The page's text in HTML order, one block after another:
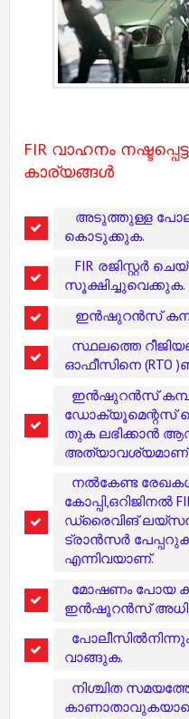
FIR വാഹനം
കാര്യങ്ങൾ
അടുത്തുള്ള
കൊടുക്കുക.
FIR രജിസ്റ്റർ
സൂക്ഷിച്ചുവെക്കുക.
ഇൻഷുറൻസ്
സ്ഥലത്തെ
ഓഫീസിനെ (RTO
ഇൻഷുറൻസ്
ഡോക്യൂമെന്റസ്
തുക ലഭിക്കാൻ
അത്യാവശ്യമാണ്
നൽകേണ്ട
കോപ്പി,ഒറിജിനൽ
ഡ്രൈവിങ്
ട്രാൻസർ
എന്നിവയാണ്.
മോഷണം പോയ
ഇൻഷൂറൻസ്
വാങ്ങുക.
നിശ്ചിത